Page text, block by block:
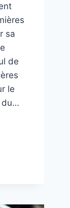
sa
de
le
du…